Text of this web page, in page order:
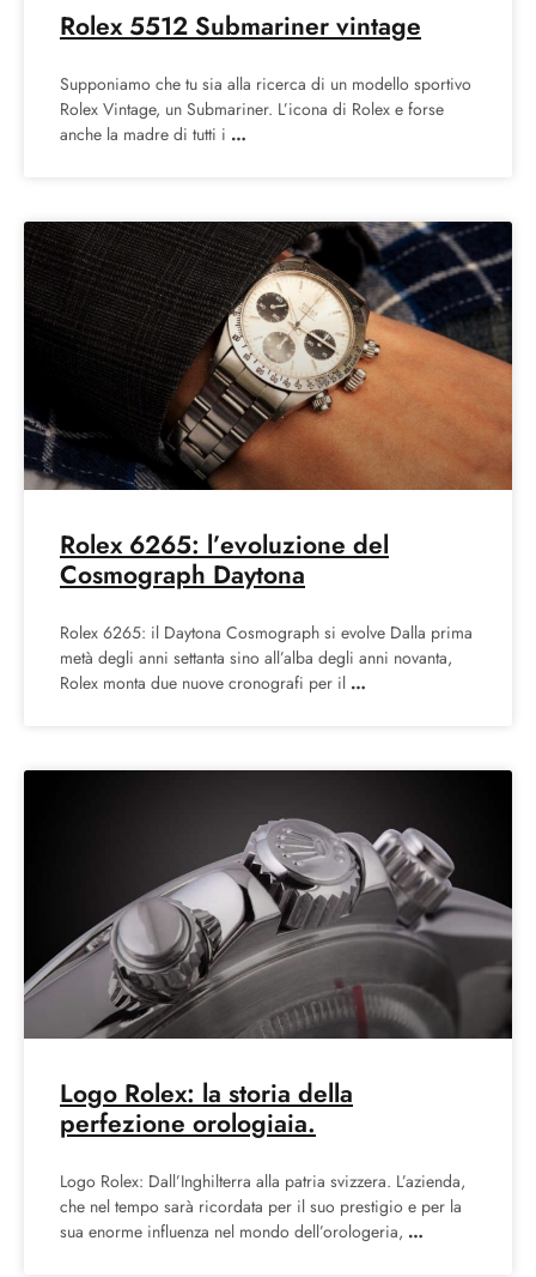
Rolex 5512 Submariner vintage
Supponiamo che tu sia alla ricerca di un modello sportivo
Rolex Vintage, un Submariner. L’icona di Rolex e forse
anche la madre di tutti i
Rolex 6265: l’evoluzione del
Cosmograph Daytona
Rolex 6265: il Daytona Cosmograph si evolve Dalla prima
metà degli anni settanta sino all’alba degli anni novanta,
Rolex monta due nuove cronografi per il
Logo Rolex: la storia della
perfezione orologiaia.
Logo Rolex: Dall’Inghilterra alla patria svizzera. L’azienda,
che nel tempo sarà ricordata per il suo prestigio e per la
sua enorme influenza nel mondo dell’orologeria,